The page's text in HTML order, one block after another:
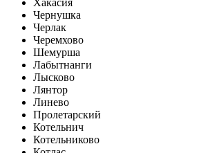
Хакасия
Чернушка
Черлак
Черемхово
Шемурша
Лабытнанги
Лысково
Лянтор
Линево
Пролетарский
Котельнич
Котельниково